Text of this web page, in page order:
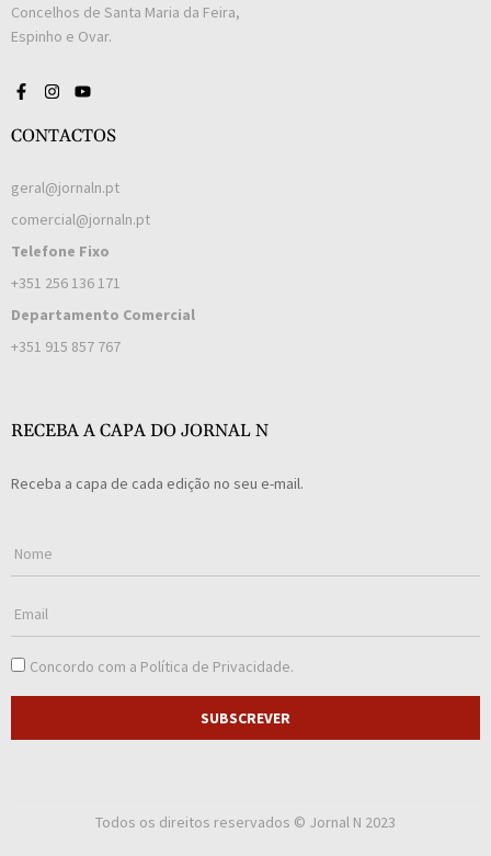
Concelhos de Santa Maria da Feira,
Espinho e Ovar.
CONTACTOS
geral@jornaln.pt
comercial@jornaln.pt
Telefone Fixo
+351 256 136 171
Departamento Comercial
+351 915 857 767
RECEBA A CAPA DO JORNAL N
Receba a capa de cada edição no seu e-mail.
Concordo com a Política de Privacidade.
SUBSCREVER
Todos os direitos reservados © Jornal N 2023